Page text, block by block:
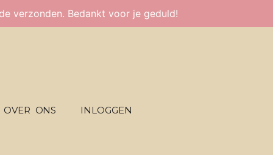
verzonden. Bedankt voor je geduld!
OVER ONS INLOGGEN